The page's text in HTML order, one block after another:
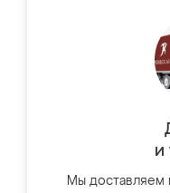
и
Мы доставляем